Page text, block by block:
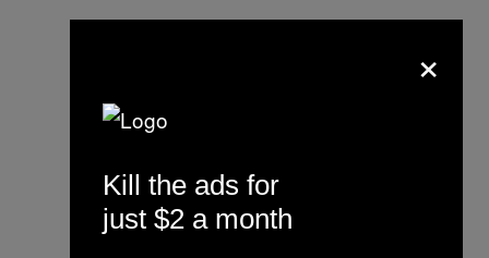
×
Kill the ads for
just $2 a month